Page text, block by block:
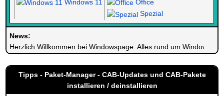
Windows 11
Office
Spezial
News:
Herzlich Willkommen bei Windowspage. Alles rund um Windows.
Tipps - Paket-Manager - CAB-Updates und CAB-Pakete
installieren / deinstallieren